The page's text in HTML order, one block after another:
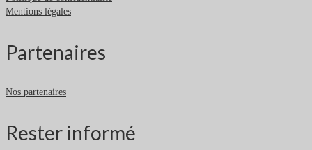
Mentions légales
Partenaires
Nos partenaires
Rester informé